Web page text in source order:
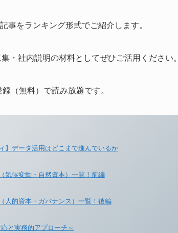
事をランキング形式でご紹介します。
・社内説明の材料としてぜひご活用ください。
（無料）で読み放題です。
】データ活用はどこまで進んでいるか
気候変動・自然資本）一覧！前編
人的資本・ガバナンス）一覧！後編
と実務的アプローチ～